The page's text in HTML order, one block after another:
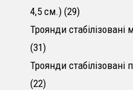
4,5 см.) 2929 товарів
Троянди стабілізовані
3131 товар
Троянди стабілізовані
2222 товари